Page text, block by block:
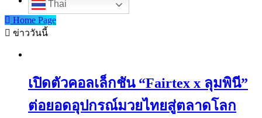
Thai
Home Page
ข่าววันนี้
เปิดตัวคอลเล็กชัน “Fairtex x ลุมพินี”
ต่อยอดอุปกรณ์มวยไทยสู่ตลาดโลก